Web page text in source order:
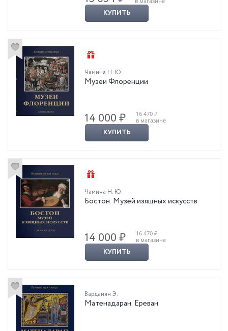
КУПИТЬ
Чамина Н. Ю.
Музеи Флоренции
14 000 ₽
16 470 ₽
в магазине
КУПИТЬ
Чамина Н. Ю.
Бостон. Музей изящных искусств
14 000 ₽
16 470 ₽
в магазине
КУПИТЬ
Варданян Э.
Матенадаран. Ереван